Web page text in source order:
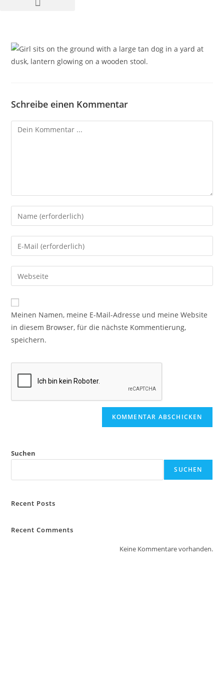
Schreibe einen Kommentar
Meinen Namen, meine E-Mail-Adresse und meine Website
in diesem Browser, für die nächste Kommentierung,
speichern.
Suchen
SUCHEN
Recent Posts
Recent Comments
Keine Kommentare vorhanden.